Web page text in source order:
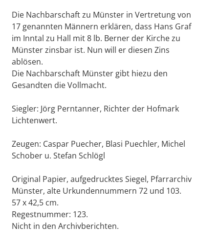
Die Nachbarschaft zu Münster in Vertretung von
17 genannten Männern erklären, dass Hans Graf
im Inntal zu Hall mit 8 lb. Berner der Kirche zu
Münster zinsbar ist. Nun will er diesen Zins
ablösen.
Die Nachbarschaft Münster gibt hiezu den
Gesandten die Vollmacht.
Siegler: Jörg Perntanner, Richter der Hofmark
Lichtenwert.
Zeugen: Caspar Puecher, Blasi Puechler, Michel
Schober u. Stefan Schlögl
Original Papier, aufgedrucktes Siegel, Pfarrarchiv
Münster, alte Urkundennummern 72 und 103.
57 x 42,5 cm.
Regestnummer: 123.
Nicht in den Archivberichten.